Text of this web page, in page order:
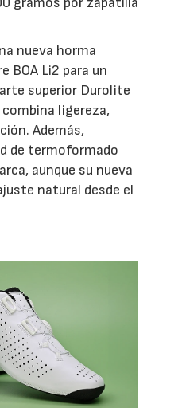
nueva horma
BOA Li2 para un
superior Durolite
ligereza,
Además,
de termoformado
aunque su nueva
natural desde el